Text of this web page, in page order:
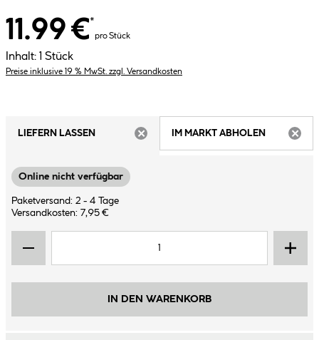
11.99 €*
pro Stück
Inhalt: 1 Stück
Preise inklusive 19 % MwSt. zzgl. Versandkosten
LIEFERN LASSEN
IM MARKT ABHOLEN
Online nicht verfügbar
Paketversand: 2 - 4 Tage
Versandkosten: 7,95 €
IN DEN WARENKORB